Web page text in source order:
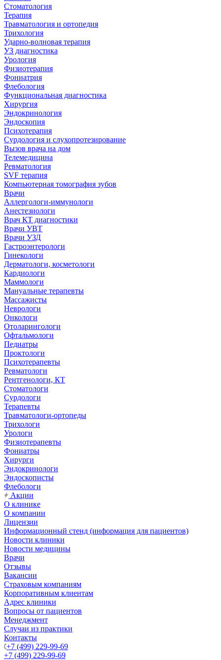
Стоматология
Терапия
Травматология и ортопедия
Трихология
Ударно-волновая терапия
УЗ диагностика
Урология
Физиотерапия
Фониатрия
Флебология
Функциональная диагностика
Хирургия
Эндокринология
Эндоскопия
Психотерапия
Сурдология и слухопротезирование
Вызов врача на дом
Телемедицина
Ревматология
SVF терапия
Компьютерная томография зубов
Врачи
Аллергологи-иммунологи
Анестезиологи
Врач КТ диагностики
Врачи УВТ
Врачи УЗД
Гастроэнтерологи
Гинекологи
Дерматологи, косметологи
Кардиологи
Маммологи
Мануальные терапевты
Массажисты
Неврологи
Онкологи
Отоларингологи
Офтальмологи
Педиатры
Проктологи
Психотерапевты
Ревматологи
Рентгенологи, КТ
Стоматологи
Сурдологи
Терапевты
Травматологи-ортопеды
Трихологи
Урологи
Физиотерапевты
Фониатры
Хирурги
Эндокринологи
Эндоскописты
Флебологи
Акции
О клинике
О компании
Лицензии
Информационный стенд (информация для пациентов)
Новости клиники
Новости медицины
Врачи
Отзывы
Вакансии
Страховым компаниям
Корпоративным клиентам
Адрес клиники
Вопросы от пациентов
Менеджмент
Случаи из практики
Контакты
+7 (499) 229-99-69
+7 (499) 229-99-69